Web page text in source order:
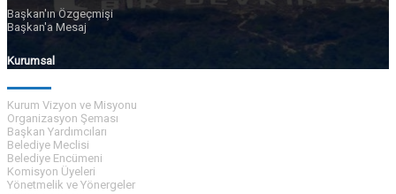
Başkan'ın Özgeçmişi
Başkan'a Mesaj
Kurumsal
Kurum Vizyon ve Misyonu
Organizasyon Şeması
Başkan Yardımcıları
Belediye Meclisi
Belediye Encümeni
Komisyon Üyeleri
Yönetmelik ve Yönergeler